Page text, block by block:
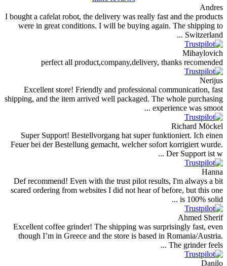
I bought a cafelat robot, the delivery was really fast
were in great conditions. I will be buying again.
perfect all product,company,delivery,
Excellent store! Friendly and professional
shipping, and the item arrived well packaged. The
Super Support! Bestellvorgang hat super
Feuer bei der Bestellung gemacht, welcher sofort
Def recommend! Even with the trust pilot results,
scared ordering from websites I did not hear of
Excellent coffee grinder! The shipping was
though I’m in Greece and the store is based in